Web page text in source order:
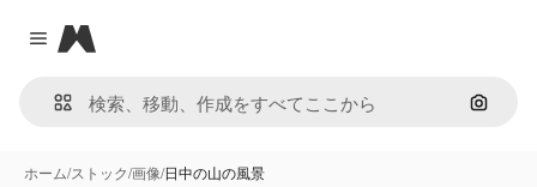
Close menu
Magnific
画像で
ホーム/ストック/画像/日中の山の風景